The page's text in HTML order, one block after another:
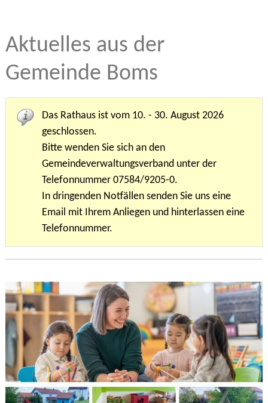
Aktuelles aus der
Gemeinde Boms
Das Rathaus ist vom 10. - 30. August 2026
geschlossen.
Bitte wenden Sie sich an den
Gemeindeverwaltungsverband unter der
Telefonnummer 07584/9205-0.
In dringenden Notfällen senden Sie uns eine
Email mit Ihrem Anliegen und hinterlassen eine
Telefonnummer.